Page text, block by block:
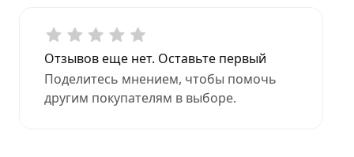
Отзывов еще нет. Оставьте первый
Поделитесь мнением, чтобы помочь
другим покупателям в выборе.